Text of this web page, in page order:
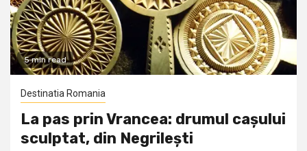
5 min read
Destinatia Romania
La pas prin Vrancea: drumul cașului
sculptat, din Negrilești